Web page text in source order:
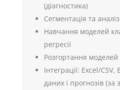
(діагностика)
Сегментація та
Навчання моделей
регресії
Розгортання моделей
Інтеграції: Excel/
даних і прогнозів (за